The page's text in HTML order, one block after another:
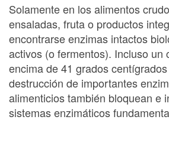
Solamente en los alimentos
ensaladas, fruta o productos
encontrarse enzimas intactos
activos (o fermentos). Incluso un
encima de 41 grados
destrucción de importantes
alimenticios también bloquean e
sistemas enzimáticos